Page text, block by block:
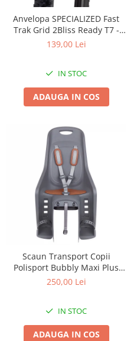
Camere
Cuvete (headset)
Frâne pe jantă
Plăcuțe frână
Piese frâne
Frâne pe disc
Furci fixe
Piese furci
Furci cu suspensie
Ghidaje și întinzătoare lanț
Ghidoane și atașabile
Jante
Manete Schimbător, Frâna,
Manete frână
Pompe
Produse întreținere
Scule și dispozitive
Sisteme antifurt
Sonerii
Suporți și portbagaje auto
Încălțăminte
Anvelopa SPECIALIZED Fast
Trak Grid 2Bliss Ready T7 -
29x2.35 Black - Tubeless
139,00 Lei
IN STOC
ADAUGA IN COS
Scaun Transport Copii
Polisport Bubbly Maxi Plus
CFS PRINDERE pe PORTBAGAJ
250,00 Lei
IN STOC
ADAUGA IN COS